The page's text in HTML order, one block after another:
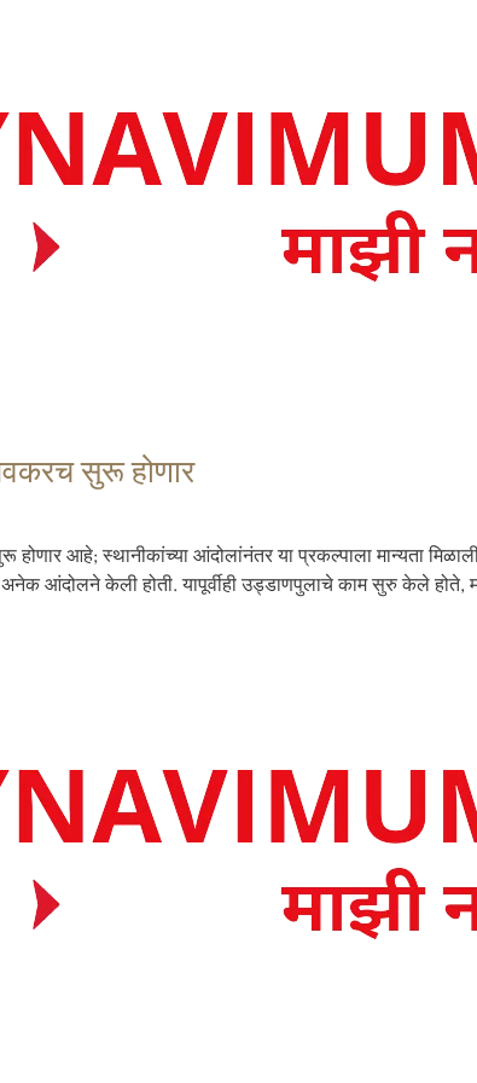
सुरू होणार
आहे; स्थानीकांच्या आंदोलांनंतर या प्रकल्पाला मान्यता
आंदोलने केली होती. यापूर्वीही उड्डाणपुलाचे काम सुरु केले होते,